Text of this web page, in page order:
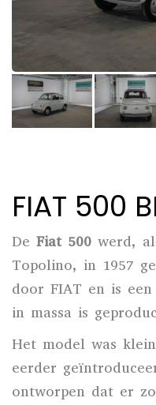
FIAT 500
De Fiat 500 werd,
Topolino, in 1957
door FIAT en is
in massa is
Het model was
eerder
ontworpen dat er